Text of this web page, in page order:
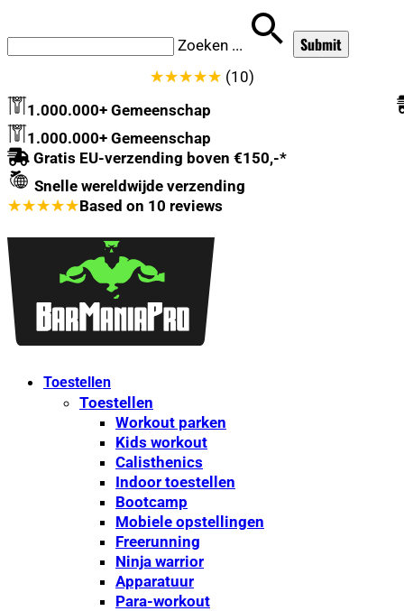
Zoeken ...
★★★★★ (10)
1.000.000+ Gemeenschap
1.000.000+ Gemeenschap
Gratis EU-verzending boven €150,-*
Snelle wereldwijde verzending
★★★★★Based on 10 reviews
Toestellen
Toestellen
Workout parken
Kids workout
Calisthenics
Indoor toestellen
Bootcamp
Mobiele opstellingen
Freerunning
Ninja warrior
Apparatuur
Para-workout